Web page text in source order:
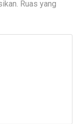
Ruas yang